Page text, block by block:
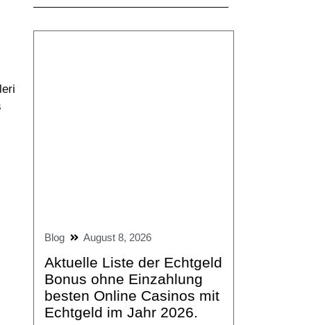
Blog August 8, 2026
Aktuelle Liste der Echtgeld
Bonus ohne Einzahlung
besten Online Casinos mit
Echtgeld im Jahr 2026.